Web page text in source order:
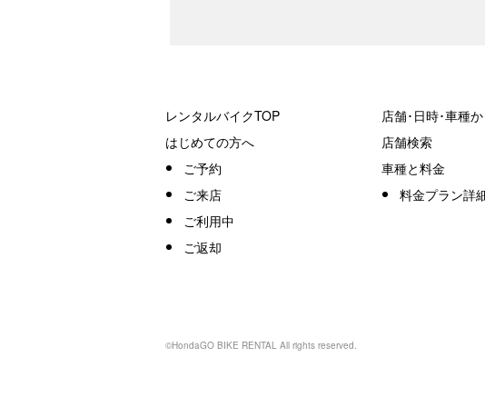
レンタルバイクTOP
はじめての方へ
ご予約
ご来店
ご利用中
ご返却
店舗･日時･車種
店舗検索
車種と料金
料金プラン詳
©HondaGO BIKE RENTAL All rights reserved.